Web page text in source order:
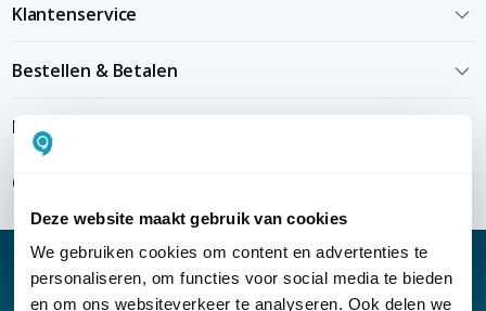
Deze website maakt gebruik van cookies
We gebruiken cookies om content en advertenties te
personaliseren, om functies voor social media te bieden
en om ons websiteverkeer te analyseren. Ook delen we
Klantenservice
Bestellen & Betalen
Bezorgen & installeren
Over KommaGo